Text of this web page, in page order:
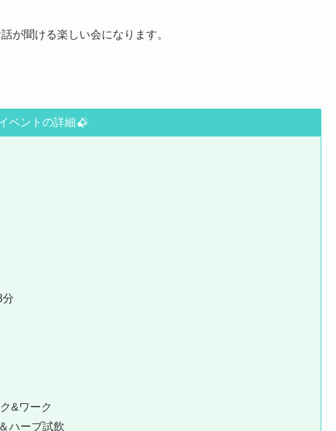
が聞ける楽しい会になります。
ベントの詳細
分
&ワーク
ハーブ試飲